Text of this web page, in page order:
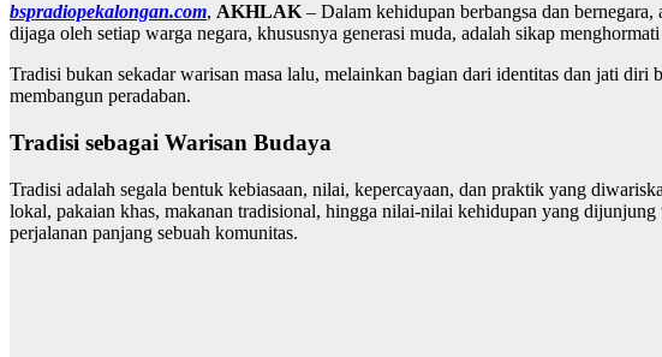
bspradiopekalongan.com, AKHLAK– Dalam kehidupan berbangsa dan
dijaga oleh setiap warga negara, khususnya generasi muda, adalah sikap
Tradisi bukan sekadar warisan masa lalu, melainkan bagian dari identitas dan jati diri
membangun peradaban.
Tradisi sebagai Warisan Budaya
Tradisi adalah segala bentuk kebiasaan, nilai, kepercayaan, dan praktik yang
lokal, pakaian khas, makanan tradisional, hingga nilai-nilai kehidupan yang
perjalanan panjang sebuah komunitas.